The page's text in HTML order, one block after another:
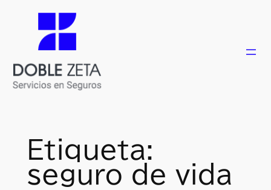
contenido
Etiqueta:
seguro de vida